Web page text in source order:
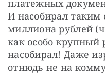
платежных
И насобирал
миллиона рублей
как особо крупный
насобирал! Даже
отнюдь не на